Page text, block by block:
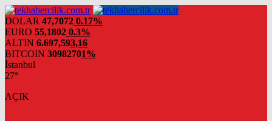
DOLAR 47,7072 0.17%
EURO 55,1802 0.3%
ALTIN 6.697,593,16
BITCOIN 30982701%
İstanbul
27°
AÇIK